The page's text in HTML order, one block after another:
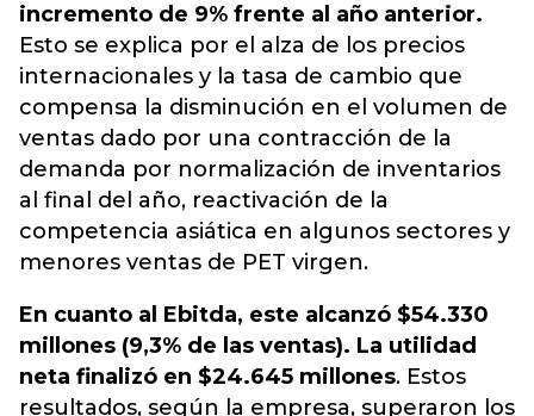
incremento de 9% frente al año anterior.
Esto se explica por el alza de los precios
internacionales y la tasa de cambio que
compensa la disminución en el volumen de
ventas dado por una contracción de la
demanda por normalización de inventarios
al final del año, reactivación de la
competencia asiática en algunos sectores y
menores ventas de PET virgen.
En cuanto al Ebitda, este alcanzó $54.330
millones (9,3% de las ventas). La utilidad
neta finalizó en $24.645 millones. Estos
resultados, según la empresa, superaron los